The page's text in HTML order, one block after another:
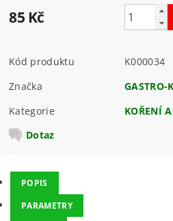
85 Kč
Kód produktu
K000034
Značka
GASTRO-
Kategorie
KOŘENÍ
Dotaz
POPIS
PARAMETRY